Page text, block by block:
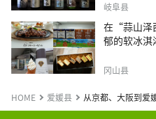
岐阜县
在“蒜山泽
郁的软冰淇
冈山县
HOME 爱媛县 从京都、大阪到爱